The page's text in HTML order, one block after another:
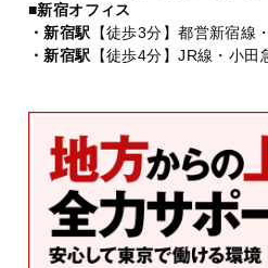
■新宿オフィス
・新宿駅 【徒歩3分】都営新宿線
・新宿駅 【徒歩4分】JR線・小